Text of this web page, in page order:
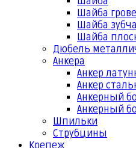
Шайба
Шайба
Шайба
Дюбель
Анкера
Анкер
Анкер
Анкерный
Анкерный
Шпильки
Струбцины
Крепеж